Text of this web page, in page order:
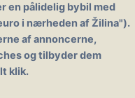
en pålidelig bybil med
i nærheden af ​​Žilina").
af annoncerne,
og tilbyder dem
klik.